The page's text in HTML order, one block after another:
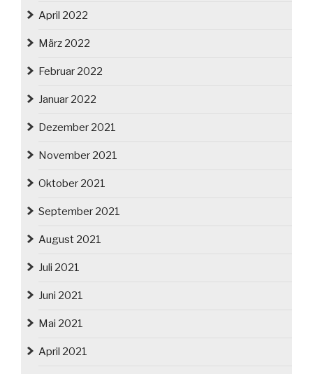
April 2022
März 2022
Februar 2022
Januar 2022
Dezember 2021
November 2021
Oktober 2021
September 2021
August 2021
Juli 2021
Juni 2021
Mai 2021
April 2021